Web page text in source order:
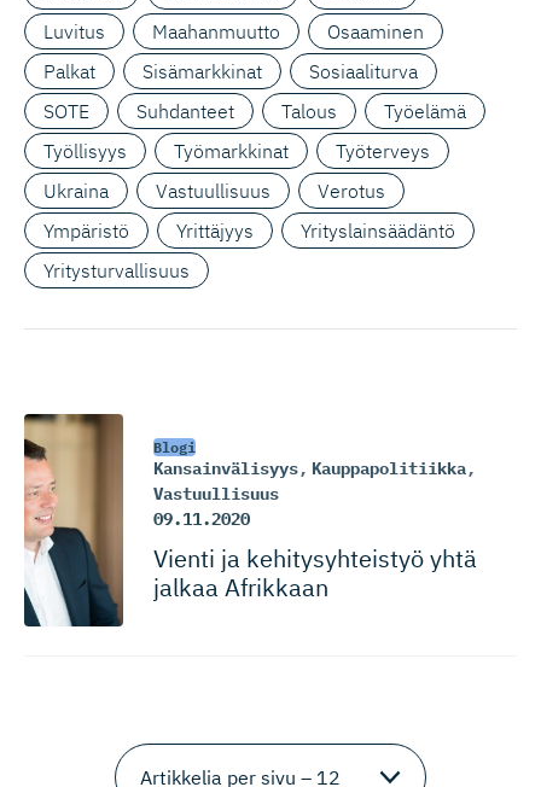
Luvitus
Maahanmuutto
Osaaminen
Palkat
Sisämarkkinat
Sosiaaliturva
SOTE
Suhdanteet Talous
Työelämä
Työllisyys
Työmarkkinat
Työterveys
Ukraina
Vastuullisuus
Verotus
Ympäristö
Yrittäjyys
Yrityslainsäädäntö
Yritysturvallisuus
Blogi
Kansainvälisyys, Kauppapolitiikka,
Vastuullisuus
09.11.2020
Vienti ja kehitysyh­teistyö yhtä
jalkaa Afrikkaan